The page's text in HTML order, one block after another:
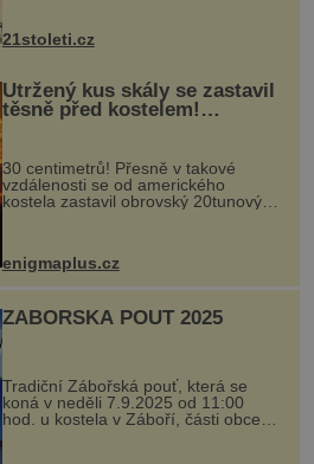
nohou, a způsobuje bole...
21stoleti.cz
Utržený kus skály se zastavil
těsně před kostelem!
Ochránila ho boží síla?
30 centimetrů! Přesně v takové
vzdálenosti se od amerického
kostela zastavil obrovský 20tunový
...
enigmaplus.cz
ZÁBOŘSKÁ POUŤ 2025
Tradiční Zábořská pouť, která se
koná v neděli 7.9.2025 od 11:00
hod. u kostela v Záboří, části obce
Kly u Mělníka. V programu naleznete
komentovanou prohlídku kostela,